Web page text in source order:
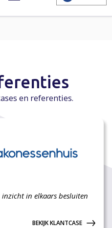
en referenties.
in elkaars besluiten
BEKIJK KLANTCASE